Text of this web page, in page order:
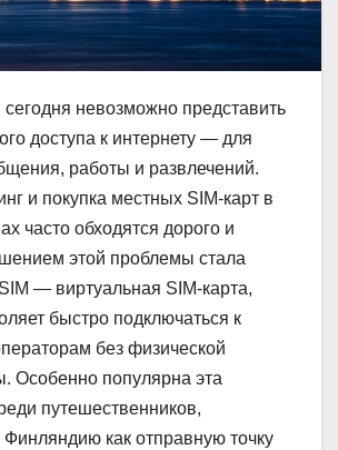
невозможно представить
доступа к интернету — для
работы и развлечений.
и покупка местных SIM-карт в
часто обходятся дорого и
этой проблемы стала
— виртуальная SIM-карта,
быстро подключаться к
без физической
Особенно популярна эта
путешественников,
как отправную точку